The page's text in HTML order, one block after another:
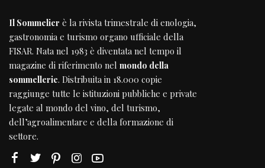
Il Sommelier è la rivista trimestrale di enologia,
gastronomia e turismo organo ufficiale della
FISAR. Nata nel 1983 è diventata nel tempo il
magazine di riferimento nel mondo della
sommellerie. Distribuita in 18.000 copie
raggiunge tutte le istituzioni pubbliche e private
legate al mondo del vino, del turismo,
dell’agroalimentare e della formazione di
settore.